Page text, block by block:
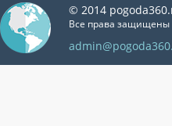
© 2014
Все права защищены